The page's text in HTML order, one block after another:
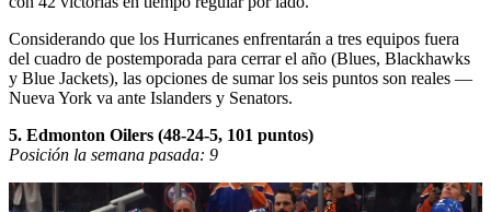
Considerando que los Hurricanes enfrentarán a tres equipos fuera
del cuadro de postemporada para cerrar el año (Blues, Blackhawks
y Blue Jackets), las opciones de sumar los seis puntos son reales —
Nueva York va ante Islanders y Senators.
5. Edmonton Oilers (48-24-5, 101 puntos)
Posición la semana pasada: 9